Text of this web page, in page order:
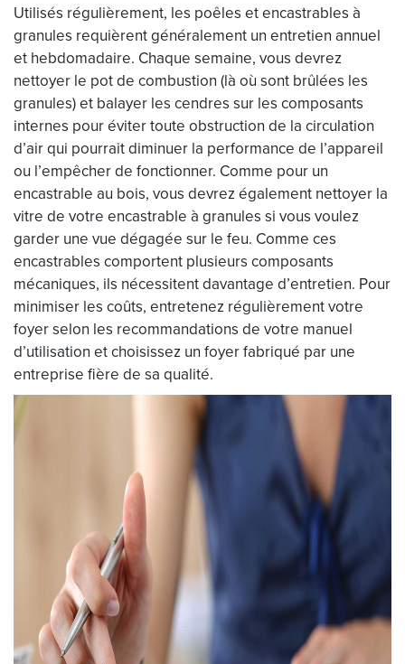
Utilisés régulièrement, les poêles et encastrables à
granules requièrent généralement un entretien annuel
et hebdomadaire. Chaque semaine, vous devrez
nettoyer le pot de combustion (là où sont brûlées les
granules) et balayer les cendres sur les composants
internes pour éviter toute obstruction de la circulation
d’air qui pourrait diminuer la performance de l’appareil
ou l’empêcher de fonctionner. Comme pour un
encastrable au bois, vous devrez également nettoyer la
vitre de votre encastrable à granules si vous voulez
garder une vue dégagée sur le feu. Comme ces
encastrables comportent plusieurs composants
mécaniques, ils nécessitent davantage d’entretien. Pour
minimiser les coûts, entretenez régulièrement votre
foyer selon les recommandations de votre manuel
d’utilisation et choisissez un foyer fabriqué par une
entreprise fière de sa qualité.